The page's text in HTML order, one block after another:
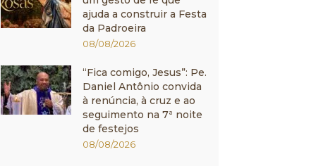
ajuda a construir a Festa
da Padroeira
08/08/2026
“Fica comigo, Jesus”: Pe.
Daniel Antônio convida
à renúncia, à cruz e ao
seguimento na 7ª noite
de festejos
08/08/2026